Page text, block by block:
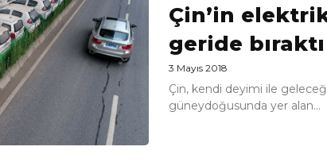
Çin’in
geride bıraktı
3 Mayıs 2018
Çin, kendi deyimi ile
güneydoğusunda yer alan...